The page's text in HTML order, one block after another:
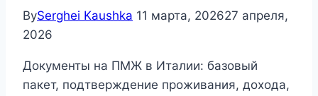
BySerghei Kaushka 11 марта, 202627 апреля,
2026
Документы на ПМЖ в Италии: базовый
пакет, подтверждение проживания, дохода,